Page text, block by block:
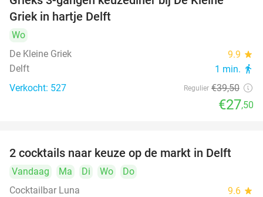
Griek in hartje Delft
Wo
De Kleine Griek
9.9 star
Delft 1 min. directions_walk
Verkocht: 527 Regulier €39,50
€27,50
50%
2 cocktails naar keuze op de markt in Delft
Vandaag Ma Di Wo
Do
Cocktailbar Luna
9.6 star